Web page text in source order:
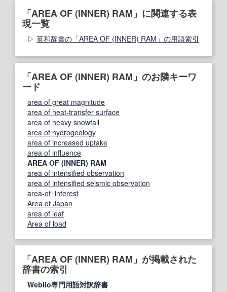
「AREA OF (INNER) RAM」に関連する表
現一覧
英和辞書の「AREA OF (INNER) RAM」の用語索引
「AREA OF (INNER) RAM」のお隣キーワ
ード
area of great magnitude
area of heat-transfer surface
area of heavy snowfall
area of hydrogeology
area of increased uptake
area of influence
AREA OF (INNER) RAM
area of intensified observation
area of intensified seismic observation
area-of=interest
Area of Japan
area of leaf
Area of load
「AREA OF (INNER) RAM」が掲載された
辞書の索引
Weblio専門用語対訳辞書